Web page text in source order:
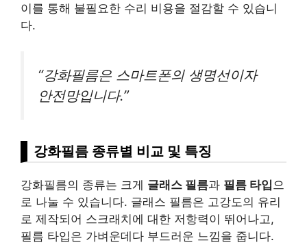
이를 통해 불필요한 수리 비용을 절감할 수 있습니
다.
“강화필름은 스마트폰의 생명선이자
안전망입니다.”
강화필름 종류별 비교 및 특징
강화필름의 종류는 크게 글래스 필름과 필름 타입 으
로 나눌 수 있습니다. 글래스 필름은 고강도의 유리
로 제작되어 스크래치에 대한 저항력이 뛰어나고,
필름 타입은 가벼운데다 부드러운 느낌을 줍니다.